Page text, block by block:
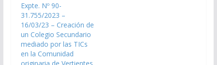
demanda educativa de
esta franja…
Expte. Nº 90-
31.755/2023 –
16/03/23 – Creación de
un Colegio Secundario
mediado por las TICs
en la Comunidad